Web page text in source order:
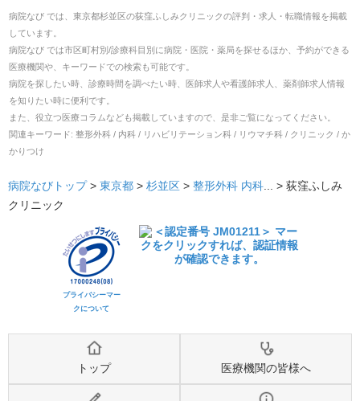
病院なび では、 東京都杉並区の荻窪ふしみクリニックの評判・求人・転職情報を掲載
しています。
病院なび では市区町村別/診療科目別に病院・医院・薬局を探せるほか、予約ができる
医療機関や、キーワードでの検索も可能です。
病院を探したい時、診療時間を調べたい時、医師求人や看護師求人、薬剤師求人情報
を知りたい時に便利です。
また、役立つ医療コラムなども掲載していますので、是非ご覧になってください。
関連キーワード: 整形外科 / 内科 / リハビリテーション科 / リウマチ科 / クリニック / か
かりつけ
病院なびトップ > 東京都 > 杉並区 > 整形外科 内科... > 荻窪ふしみ
クリニック
プライバシーマー
クについて
トップ 医療機関の皆様へ